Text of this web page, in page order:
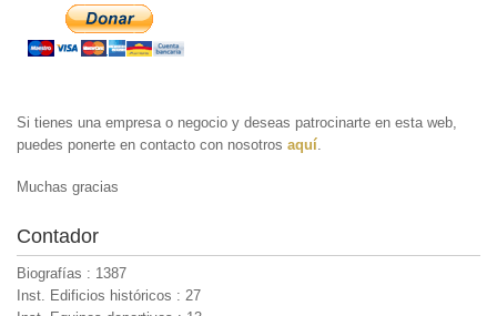
Si tienes una empresa o negocio y deseas patrocinarte en esta web,
puedes ponerte en contacto con nosotros aquí.
Muchas gracias
Contador
Biografías : 1387
Inst. Edificios históricos : 27